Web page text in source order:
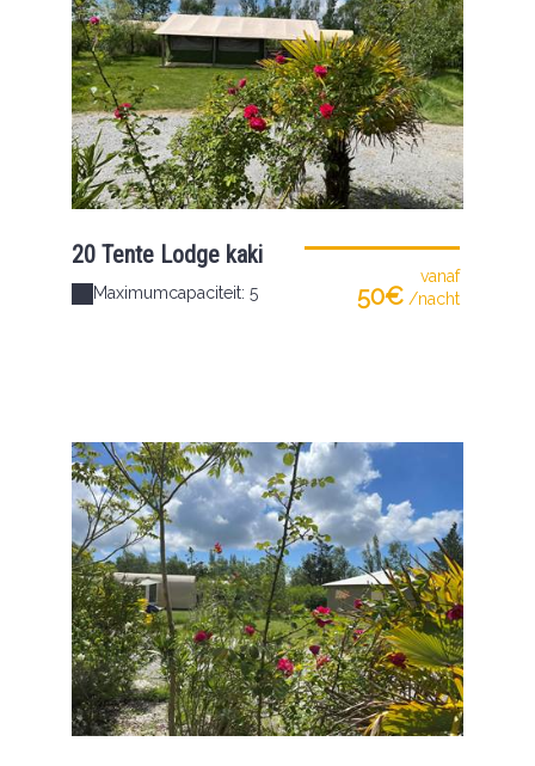
20 Tente Lodge kaki
Maximumcapaciteit: 5
vanaf
50€ /nacht